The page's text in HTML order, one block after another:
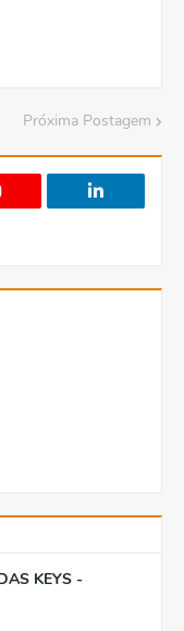
Próxima Postagem
KEYS -